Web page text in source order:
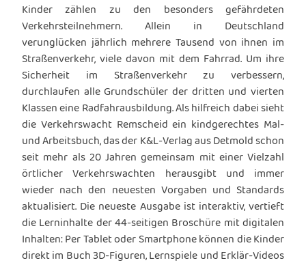
Kinder zählen zu den besonders gefährdeten
Verkehrsteilnehmern. Allein in Deutschland
verunglücken jährlich mehrere Tausend von ihnen im
Straßenverkehr, viele davon mit dem Fahrrad. Um ihre
Sicherheit im Straßenverkehr zu verbessern,
durchlaufen alle Grundschüler der dritten und vierten
Klassen eine Radfahrausbildung. Als hilfreich dabei sieht
die Verkehrswacht Remscheid ein kindgerechtes Mal-
und Arbeitsbuch, das der K&L-Verlag aus Detmold schon
seit mehr als 20 Jahren gemeinsam mit einer Vielzahl
örtlicher Verkehrswachten herausgibt und immer
wieder nach den neuesten Vorgaben und Standards
aktualisiert. Die neueste Ausgabe ist interaktiv, vertieft
die Lerninhalte der 44-seitigen Broschüre mit digitalen
Inhalten: Per Tablet oder Smartphone können die Kinder
direkt im Buch 3D-Figuren, Lernspiele und Erklär-Videos